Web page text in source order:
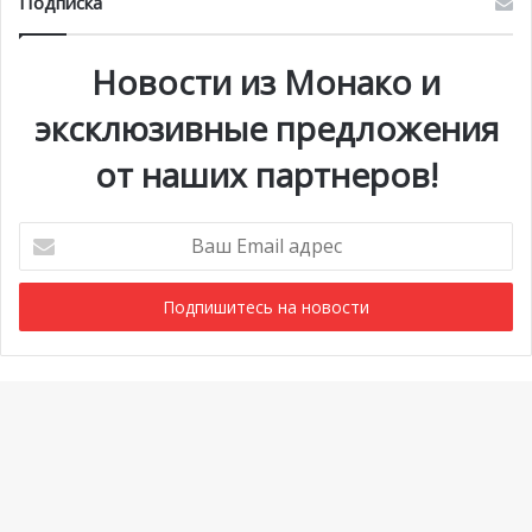
Новости из Монако и
эксклюзивные предложения
от наших партнеров!
Email
адрес